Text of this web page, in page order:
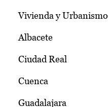
Vivienda y Urbanismo
Albacete
Ciudad Real
Cuenca
Guadalajara